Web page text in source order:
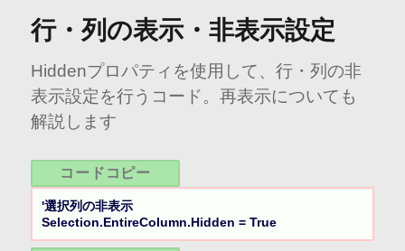
行・列の表示・非表示設定
Hiddenプロパティを使用して、行・列の非
表示設定を行うコード。再表示についても
解説します
コードコピー
'選択列の非表示
Selection.EntireColumn.Hidden = True